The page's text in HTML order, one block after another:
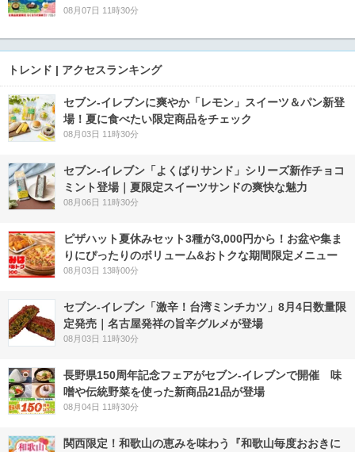
08月07日 11時30分
トレンド | アクセスランキング
セブン‐イレブンに爽やか「レモン」スイーツ＆パン新登
場！夏に食べたい限定商品をチェック
08月03日 11時30分
セブン‐イレブン「よくばりサンド」シリーズ新作チョコ
ミント登場｜夏限定スイーツサンドの爽快な魅力
08月06日 11時30分
ピザハット夏休みセット3種が3,000円から！お盆や集ま
りにぴったりのボリューム&おトクな期間限定メニュー
08月03日 13時00分
セブン-イレブン「激辛！台湾ミンチカツ」8月4日数量限
定発売｜名古屋発祥の旨辛グルメが登場
08月03日 11時30分
長野県150周年記念フェアがセブン-イレブンで開催 味
噌や伝統野菜を使った新商品21品が登場
08月04日 11時30分
関西限定！和歌山の恵みを味わう『和歌山毎度おおきに